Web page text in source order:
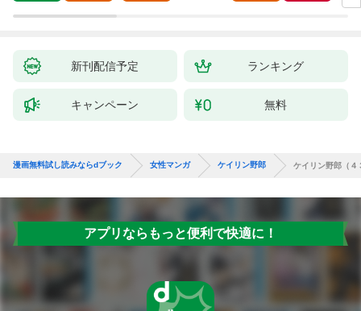
新刊配信予定 ランキング
キャンペーン 無料
漫画無料試し読みならdブック 女性マンガ ケイリン野郎 ケイリン野郎（４
アプリならもっと便利で快適に！